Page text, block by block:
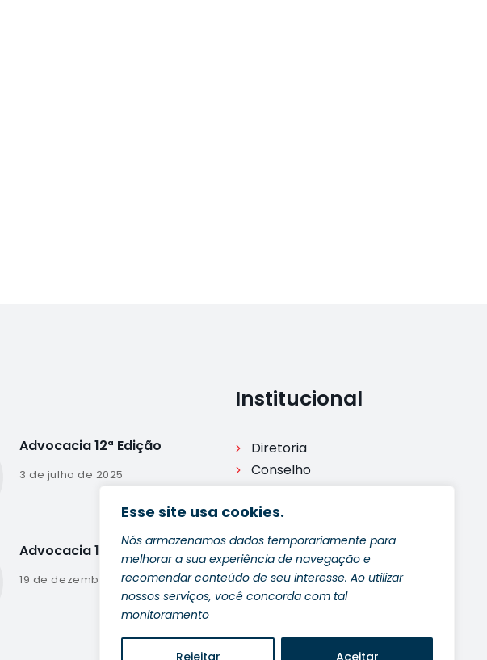
Esse site usa cookies.
Nós armazenamos dados temporariamente para
melhorar a sua experiência de navegação e
recomendar conteúdo de seu interesse. Ao utilizar
nossos serviços, você concorda com tal
monitoramento
Rejeitar Aceitar
Advocacia 12ª Edição
3 de julho de 2025
Advocacia 11ª Edição
19 de dezembro de 2024
Institucional
Diretoria
Conselho
Comisssões
Legislação
Processo disciplinar
Ouvidoria